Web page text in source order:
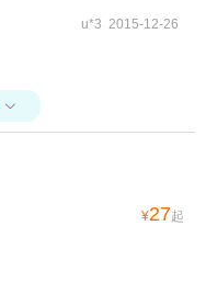
u*3 2015-12-26

¥27起